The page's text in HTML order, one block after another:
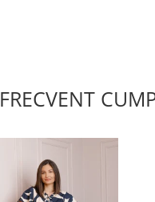
FRECVENT